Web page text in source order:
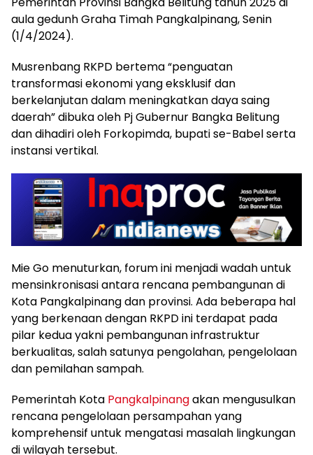
aula gedunh Graha Timah Pangkalpinang, Senin
(1/4/2024).
Musrenbang RKPD bertema “penguatan
transformasi ekonomi yang eksklusif dan
berkelanjutan dalam meningkatkan daya saing
daerah” dibuka oleh Pj Gubernur Bangka Belitung
dan dihadiri oleh Forkopimda, bupati se-Babel serta
instansi vertikal.
Mie Go menuturkan, forum ini menjadi wadah untuk
mensinkronisasi antara rencana pembangunan di
Kota Pangkalpinang dan provinsi. Ada beberapa hal
yang berkenaan dengan RKPD ini terdapat pada
pilar kedua yakni pembangunan infrastruktur
berkualitas, salah satunya pengolahan, pengelolaan
dan pemilahan sampah.
Pemerintah Kota Pangkalpinangakan mengusulkan
rencana pengelolaan persampahan yang
komprehensif untuk mengatasi masalah lingkungan
di wilayah tersebut.